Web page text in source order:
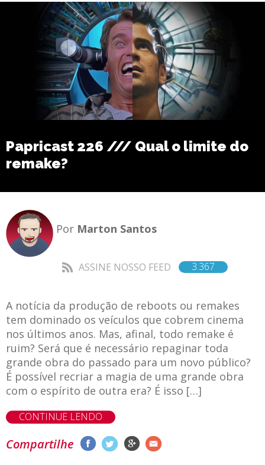
Papricast 226 /// Qual o limite do
remake?
Por Marton Santos
ASSINE NOSSO FEED 3.367
A notícia da produção de reboots ou remakes
tem dominado os veículos que cobrem cinema
nos últimos anos. Mas, afinal, todo remake é
ruim? Será que é necessário repaginar toda
grande obra do passado para um novo público?
É possível recriar a magia de uma grande obra
com o espírito de outra era? É isso […]
CONTINUE LENDO
Compartilhe